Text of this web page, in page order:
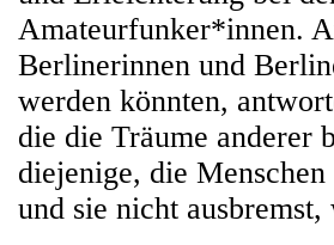
Amateurfunker*innen.
Berlinerinnen und
werden könnten,
die die Träume
diejenige, die
und sie nicht